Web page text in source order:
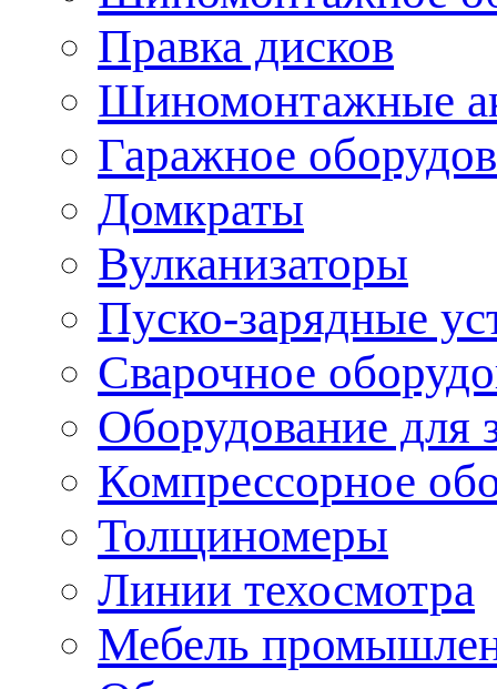
Правка дисков
Шиномонтажные
Гаражное
Домкраты
Вулканизаторы
Пуско-зарядные
Сварочное
Оборудование для
Компрессорное
Толщиномеры
Линии техосмотра
Мебель